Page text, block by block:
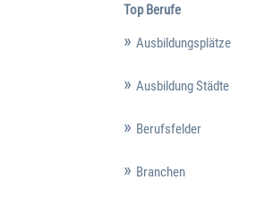
Top Berufe
Ausbildungsplätze
Ausbildung Städte
Berufsfelder
Branchen